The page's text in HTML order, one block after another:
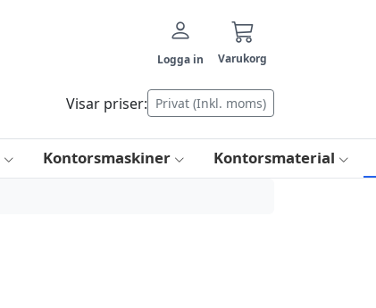
Logga in Varukorg
Visar priser: Privat (Inkl. moms)
Kontorsmaskiner Kontorsmaterial